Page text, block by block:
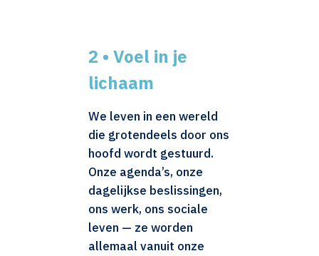
2 • Voel in je
lichaam
We leven in een wereld
die grotendeels door ons
hoofd wordt gestuurd.
Onze agenda’s, onze
dagelijkse beslissingen,
ons werk, ons sociale
leven — ze worden
allemaal vanuit onze